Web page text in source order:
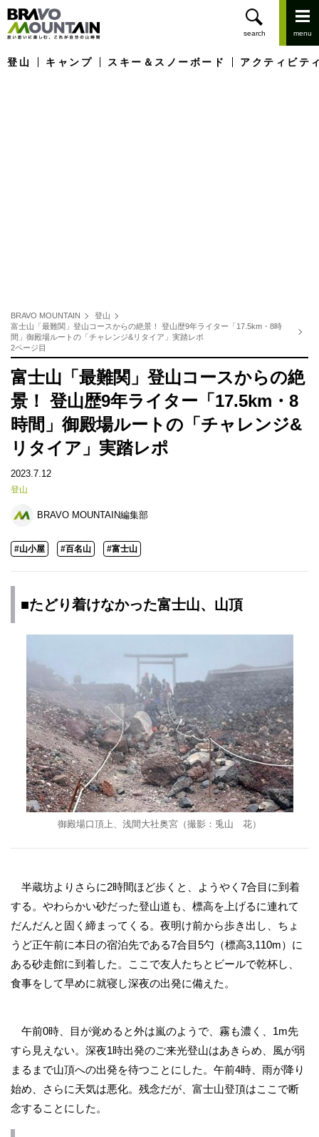
登山 キャンプ スキー＆スノーボード アクティビテ
BRAVO MOUNTAIN
登山
富士山「最難関」登山コースからの絶景！ 登山歴9年ライター「17.5km・8時
間」御殿場ルートの「チャレンジ&リタイア」実踏レポ
2ページ目
富士山「最難関」登山コースからの絶
景！ 登山歴9年ライター「17.5km・8
時間」御殿場ルートの「チャレンジ&
リタイア」実踏レポ
2023.7.12
登山
BRAVO MOUNTAIN編集部
#山小屋 #百名山 #富士山
■たどり着けなかった富士山、山頂
御殿場口頂上、浅間大社奥宮（撮影：兎山 花）
半蔵坊よりさらに2時間ほど歩くと、ようやく7合目に到着
する。やわらかい砂だった登山道も、標高を上げるに連れて
だんだんと固く締まってくる。夜明け前から歩き出し、ちょ
うど正午前に本日の宿泊先である7合目5勺（標高3,110m）に
ある砂走館に到着した。ここで友人たちとビールで乾杯し、
食事をして早めに就寝し深夜の出発に備えた。
午前0時、目が覚めると外は嵐のようで、霧も濃く、1m先
すら見えない。深夜1時出発のご来光登山はあきらめ、風が弱
まるまで山頂への出発を待つことにした。午前4時、雨が降り
始め、さらに天気は悪化。残念だが、富士山登頂はここで断
念することにした。